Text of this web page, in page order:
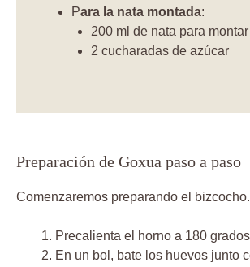
Para la nata montada:
200 ml de nata para montar
2 cucharadas de azúcar
Preparación de Goxua paso a paso
Comenzaremos preparando el bizcocho.
Precalienta el horno a 180
En un bol, bate los huevos junto